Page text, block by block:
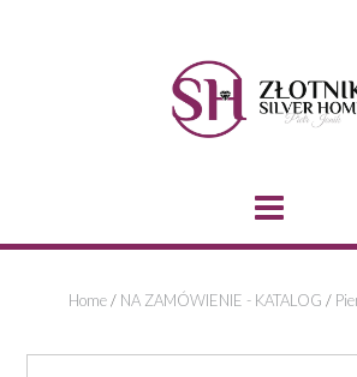
Home/ NA ZAMÓWIENIE - KATALOG /